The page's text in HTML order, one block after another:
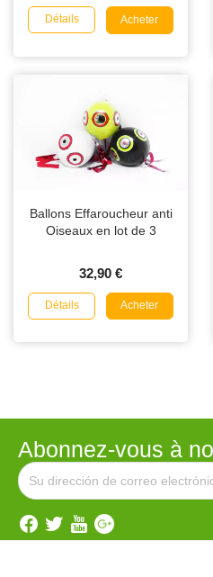
Détails Acheter
Ballons Effaroucheur anti
Oiseaux en lot de 3
32,90 €
Détails Acheter
Abonnez-vous à